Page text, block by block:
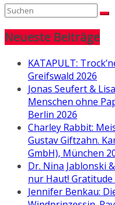
Neueste Beiträge
KATAPULT:
Greifswald 2026
Jonas Seufert &
Menschen ohne
Berlin 2026
Charley Rabbit:
Gustav Giftzahn.
GmbH), München
Dr. Nina Jablonski
nur Haut!
Jennifer Benkau: